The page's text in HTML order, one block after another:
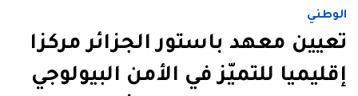
الوطني
تعيين معهد باستور الجزائر مركزا
إقليميا للتميّز في الأمن البيولوجي